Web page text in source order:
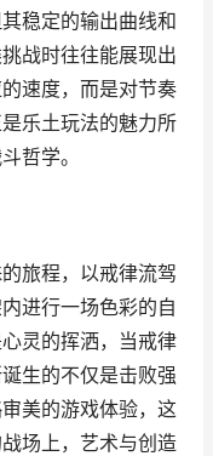
稳定的输出曲线和
战时往往能展现出
速度，而是对节奏
乐土玩法的魅力所
哲学。
旅程，以戒律流驾
进行一场色彩的自
灵的挥洒，当戒律
生的不仅是击败强
美的游戏体验，这
场上，艺术与创造